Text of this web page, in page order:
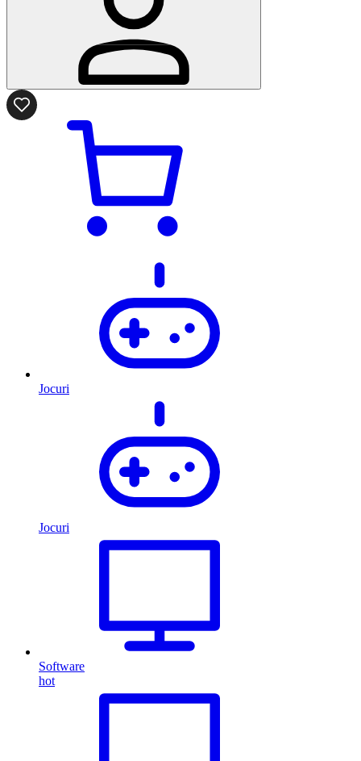
Jocuri
Jocuri
Software
hot